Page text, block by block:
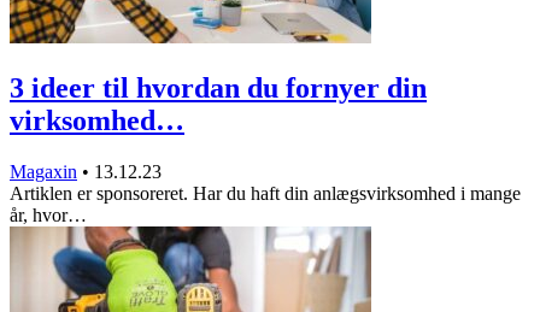
3 ideer til hvordan du fornyer din
virksomhed…
Magaxin • 13.12.23
Artiklen er sponsoreret. Har du haft din anlægsvirksomhed i mange
år, hvor…